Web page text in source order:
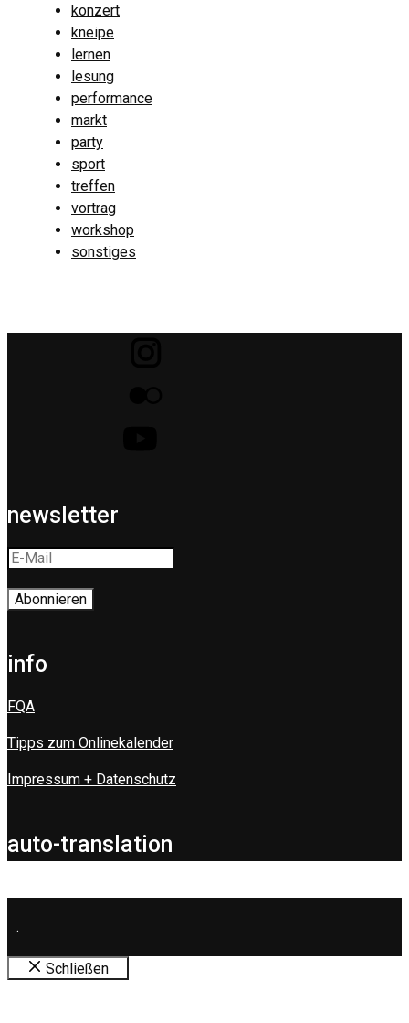
konzert
kneipe
lernen
lesung
performance
markt
party
sport
treffen
vortrag
workshop
sonstiges
newsletter
info
FQA
Tipps zum Onlinekalender
Impressum + Datenschutz
auto-translation
.
Schließen